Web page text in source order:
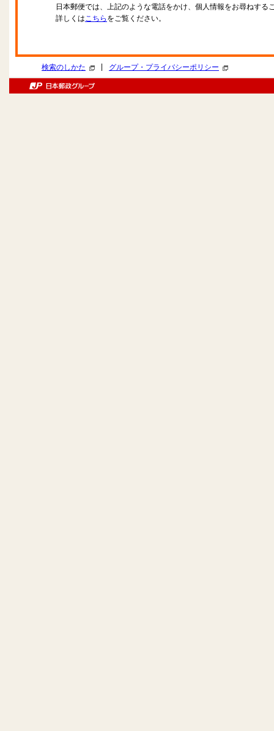
日本郵便では、上記のような電話をかけ、個人情報をお尋ねする
詳しくはこちら をご覧ください。
検索のしかた グループ・プライバシーポリシー